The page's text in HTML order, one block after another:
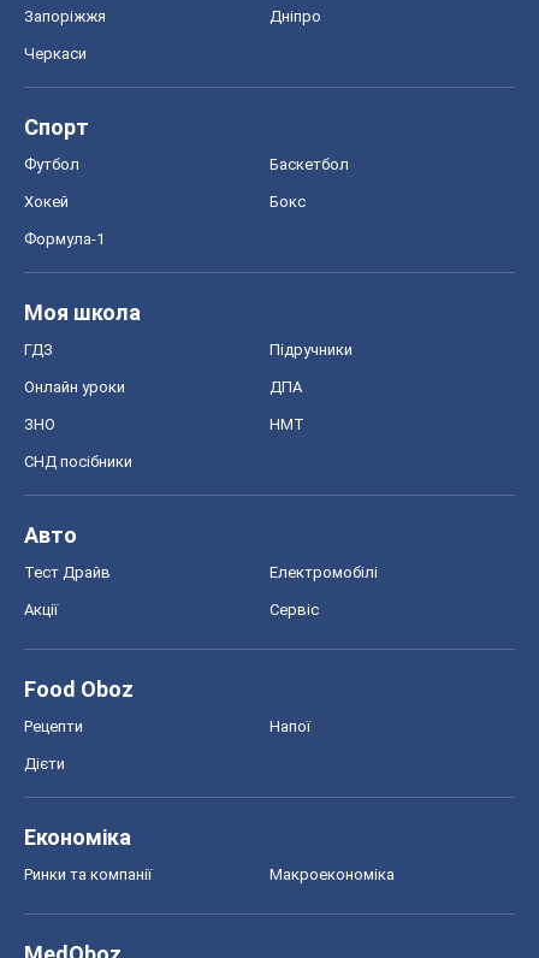
Запоріжжя Дніпро
Черкаси
Спорт
Футбол Баскетбол
Хокей Бокс
Формула-1
Моя школа
ГДЗ Підручники
Онлайн уроки ДПА
ЗНО НМТ
СНД посібники
Авто
Тест Драйв Електромобілі
Акції Сервіс
Food Oboz
Рецепти Напої
Дієти
Економіка
Ринки та компанії Макроекономіка